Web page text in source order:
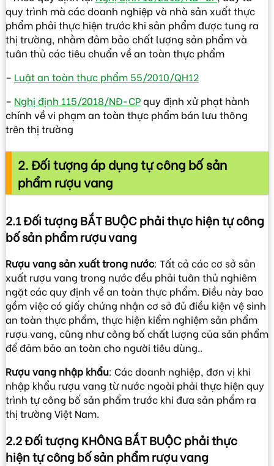
quy trình mà các doanh nghiệp và nhà sản xuất thực
phẩm phải thực hiện trước khi sản phẩm được tung ra
thị trường, nhằm đảm bảo chất lượng sản phẩm và
tuân thủ các tiêu chuẩn về an toàn thực phẩm
– Luật an toàn thực phẩm 55/2010/QH12
– Nghị định 115/2018/NĐ-CPquy định xử phạt hành
chính về vi phạm an toàn thực phẩm bán lưu thông
trên thị trường
2. Đối tượng áp dụng tự công bố sản
phẩm rượu vang
2.1 Đối tượng BẮT BUỘC phải thực hiện tự công
bố sản phẩm rượu vang
Rượu vang sản xuất trong nước: Tất cả các cơ sở sản
xuất rượu vang trong nước đều phải tuân thủ nghiêm
ngặt các quy định về an toàn thực phẩm. Điều này bao
gồm việc có giấy chứng nhận cơ sở đủ điều kiện vệ sinh
an toàn thực phẩm, thực hiện kiểm nghiệm sản phẩm
rượu vang, cũng như công bố chất lượng của sản phẩm
để đảm bảo an toàn cho người tiêu dùng..
Rượu vang nhập khẩu: Các doanh nghiệp, đơn vị khi
nhập khẩu rượu vang từ nước ngoài phải thực hiện quy
trình tự công bố sản phẩm trước khi đưa sản phẩm ra
thị trường Việt Nam.
2.2 Đối tượng KHÔNG BẮT BUỘC phải thực
hiện tự công bố sản phẩm rượu vang